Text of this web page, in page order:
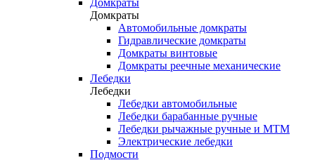
Домкраты
Домкраты
Автомобильные домкраты
Гидравлические домкраты
Домкраты винтовые
Домкраты реечные механические
Лебедки
Лебедки
Лебедки автомобильные
Лебедки барабанные ручные
Лебедки рычажные ручные и МТМ
Электрические лебедки
Подмости